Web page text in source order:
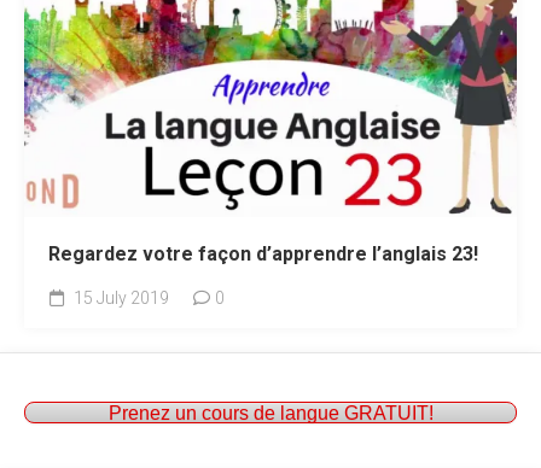
Regardez votre façon d’apprendre l’anglais 23!
15 July 2019 0
Prenez un cours de langue GRATUIT!